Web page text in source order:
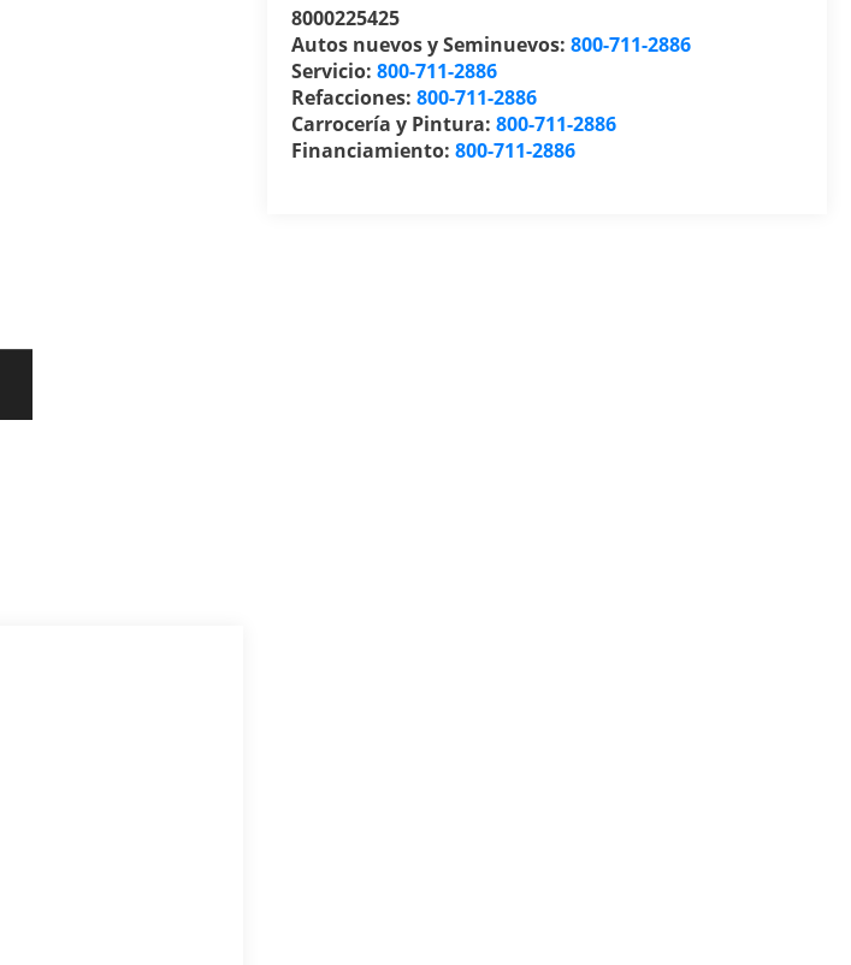
8000225425
Autos nuevos y Seminuevos:800-711-2886
Servicio:800-711-2886
Refacciones:800-711-2886
Carrocería y Pintura:800-711-2886
Financiamiento:800-711-2886